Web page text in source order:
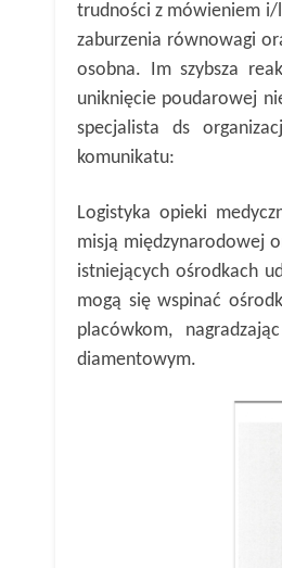
trudności z mówieniem i/
zaburzenia równowagi
osobna. Im szybsza
uniknięcie poudarowej
specjalista ds
komunikatu:
Logistyka opieki
misją międzynarodowej
istniejących ośrodkach
mogą się wspinać
placówkom,
diamentowym.